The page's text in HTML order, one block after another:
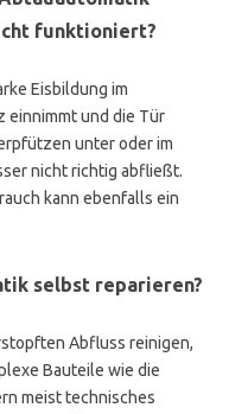
funktioniert?
Eisbildung im
einnimmt und die Tür
unter oder im
nicht richtig abfließt.
kann ebenfalls ein
selbst reparieren?
Abfluss reinigen,
Bauteile wie die
meist technisches